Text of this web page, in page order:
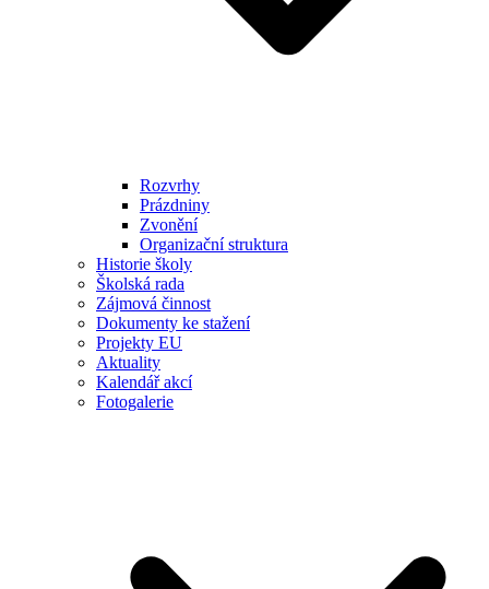
Rozvrhy
Prázdniny
Zvonění
Organizační struktura
Historie školy
Školská rada
Zájmová činnost
Dokumenty ke stažení
Projekty EU
Aktuality
Kalendář akcí
Fotogalerie